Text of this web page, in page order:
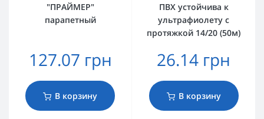
"ПРАЙМЕР"
парапетный
127.07 грн
В корзину
ПВХ устойчива к
ультрафиолету с
протяжкой 14/20 (50м)
26.14 грн
В корзину